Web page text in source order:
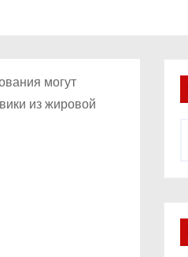
могут
из жировой